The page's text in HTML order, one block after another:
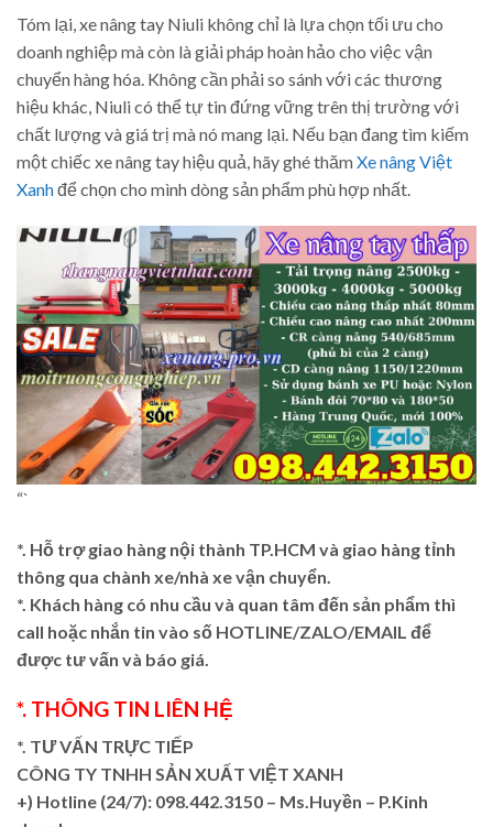
Tóm lại, xe nâng tay Niuli không chỉ là lựa chọn tối ưu cho
doanh nghiệp mà còn là giải pháp hoàn hảo cho việc vận
chuyển hàng hóa. Không cần phải so sánh với các thương
hiệu khác, Niuli có thể tự tin đứng vững trên thị trường với
chất lượng và giá trị mà nó mang lại. Nếu bạn đang tìm kiếm
một chiếc xe nâng tay hiệu quả, hãy ghé thămXe nâng Việt
Xanhđể chọn cho mình dòng sản phẩm phù hợp nhất.
“`
*. Hỗ trợ giao hàng nội thành TP.HCM và giao hàng tỉnh
thông qua chành xe/nhà xe vận chuyển.
*. Khách hàng có nhu cầu và quan tâm đến sản phẩm thì
call hoặc nhắn tin vào số HOTLINE/ZALO/EMAIL để
được tư vấn và báo giá.
*. THÔNG TIN LIÊN HỆ
*. TƯ VẤN TRỰC TIẾP
CÔNG TY TNHH SẢN XUẤT VIỆT XANH
+) Hotline (24/7): 098.442.3150 – Ms.Huyền – P.Kinh